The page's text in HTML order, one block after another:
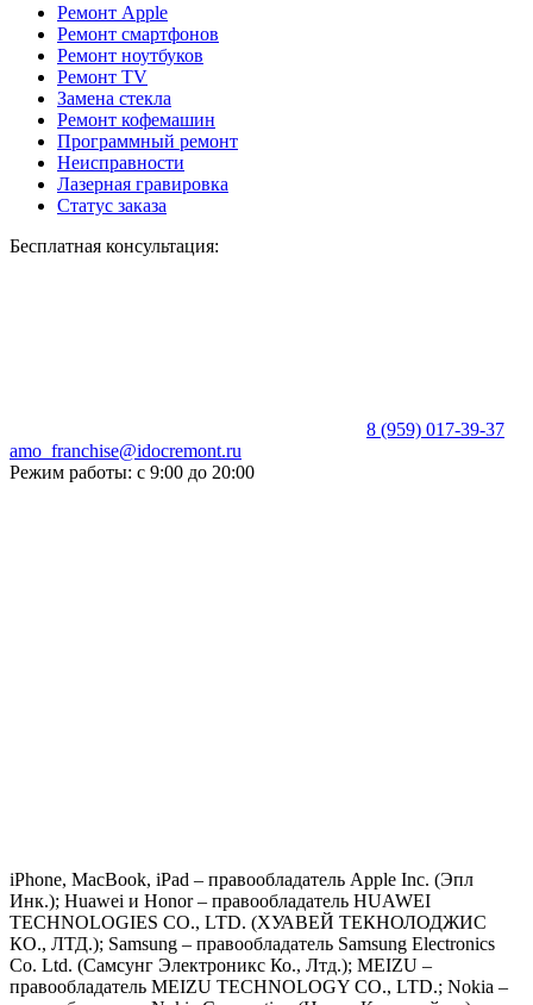
Ремонт Apple
Ремонт смартфонов
Ремонт ноутбуков
Ремонт TV
Замена стекла
Ремонт кофемашин
Программный ремонт
Неисправности
Лазерная гравировка
Статус заказа
Бесплатная консультация:
8 (959) 017-39-37
amo_franchise@idocremont.ru
Режим работы: с 9:00 до 20:00
iPhone, MacBook, iPad – правообладатель Apple Inc. (Эпл
Инк.); Huawei и Honor – правообладатель HUAWEI
TECHNOLOGIES CO., LTD. (ХУАВЕЙ ТЕКНОЛОДЖИС
КО., ЛТД.); Samsung – правообладатель Samsung Electronics
Co. Ltd. (Самсунг Электроникс Ко., Лтд.); MEIZU –
правообладатель MEIZU TECHNOLOGY CO., LTD.; Nokia –